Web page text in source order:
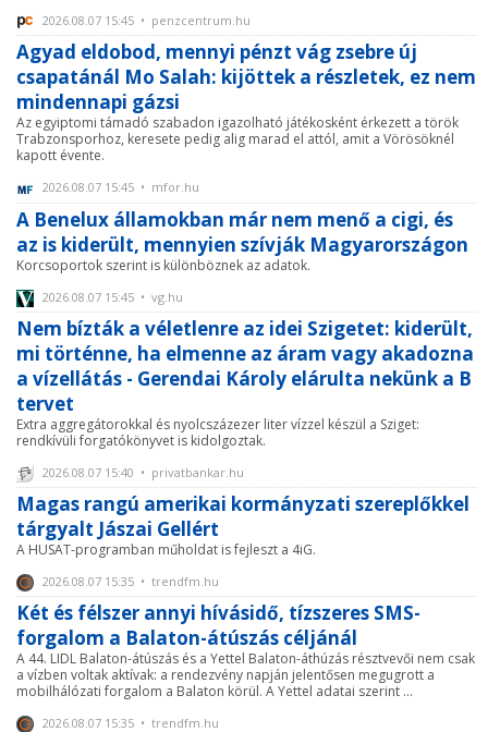
2026.08.07 15:45 • penzcentrum.hu
Agyad eldobod, mennyi pénzt vág zsebre új
csapatánál Mo Salah: kijöttek a részletek, ez nem
mindennapi gázsi
Az egyiptomi támadó szabadon igazolható játékosként érkezett a török
Trabzonsporhoz, keresete pedig alig marad el attól, amit a Vörösöknél
kapott évente.
2026.08.07 15:45 • mfor.hu
A Benelux államokban már nem menő a cigi, és
az is kiderült, mennyien szívják Magyarországon
Korcsoportok szerint is különböznek az adatok.
2026.08.07 15:45 • vg.hu
Nem bízták a véletlenre az idei Szigetet: kiderült,
mi történne, ha elmenne az áram vagy akadozna
a vízellátás - Gerendai Károly elárulta nekünk a B
tervet
Extra aggregátorokkal és nyolcszázezer liter vízzel készül a Sziget:
rendkívüli forgatókönyvet is kidolgoztak.
2026.08.07 15:40 • privatbankar.hu
Magas rangú amerikai kormányzati szereplőkkel
tárgyalt Jászai Gellért
A HUSAT-programban műholdat is fejleszt a 4iG.
2026.08.07 15:35 • trendfm.hu
Két és félszer annyi hívásidő, tízszeres SMS-
forgalom a Balaton-átúszás céljánál
A 44. LIDL Balaton-átúszás és a Yettel Balaton-áthúzás résztvevői nem csak
a vízben voltak aktívak: a rendezvény napján jelentősen megugrott a
mobilhálózati forgalom a Balaton körül. A Yettel adatai szerint ...
2026.08.07 15:35 • trendfm.hu